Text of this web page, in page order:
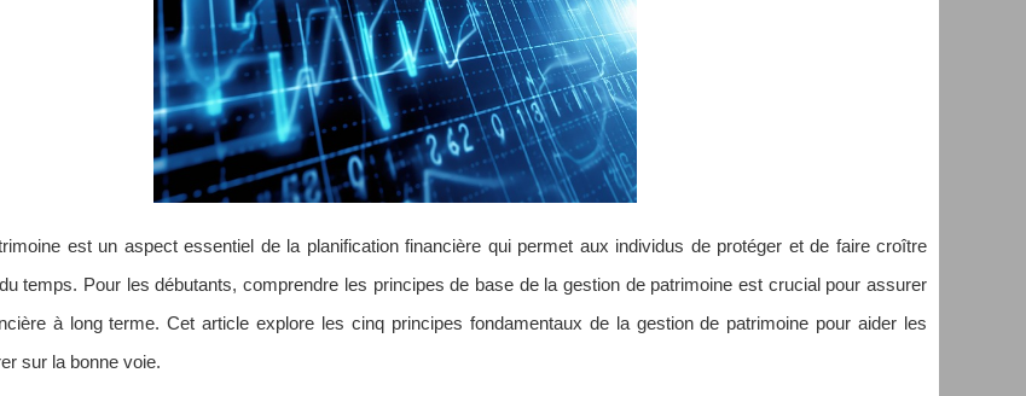
est un aspect essentiel de la planification financière qui permet aux individus de protéger et de faire croître
temps. Pour les débutants, comprendre les principes de base de la gestion de patrimoine est crucial pour assurer
à long terme. Cet article explore les cinq principes fondamentaux de la gestion de patrimoine pour aider les
sur la bonne voie.